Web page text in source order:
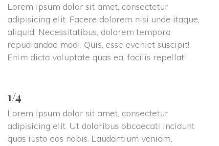
Lorem ipsum dolor sit amet, consectetur
adipisicing elit. Facere dolorem nisi unde itaque,
aliquid. Necessitatibus, dolorem tempora
repudiandae modi. Quis, esse eveniet suscipit!
Enim dicta voluptate quas ea, facilis repellat!
1/4
Lorem ipsum dolor sit amet, consectetur
adipisicing elit. Ut doloribus obcaecati incidunt
quas iusto eos nobis. Laudantium veniam,